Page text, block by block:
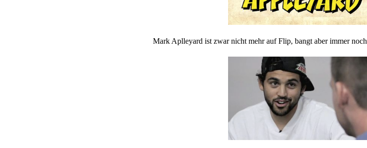
Mark Aplleyard ist zwar nicht mehr auf Flip, bangt aber immer noch